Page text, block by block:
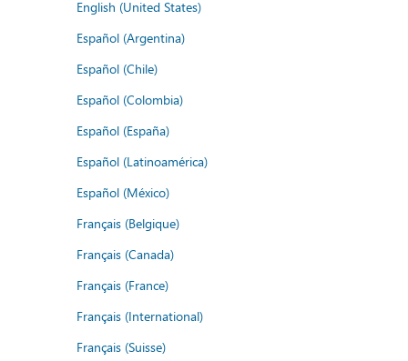
English (United States)
Español (Argentina)
Español (Chile)
Español (Colombia)
Español (España)
Español (Latinoamérica)
Español (México)
Français (Belgique)
Français (Canada)
Français (France)
Français (International)
Français (Suisse)